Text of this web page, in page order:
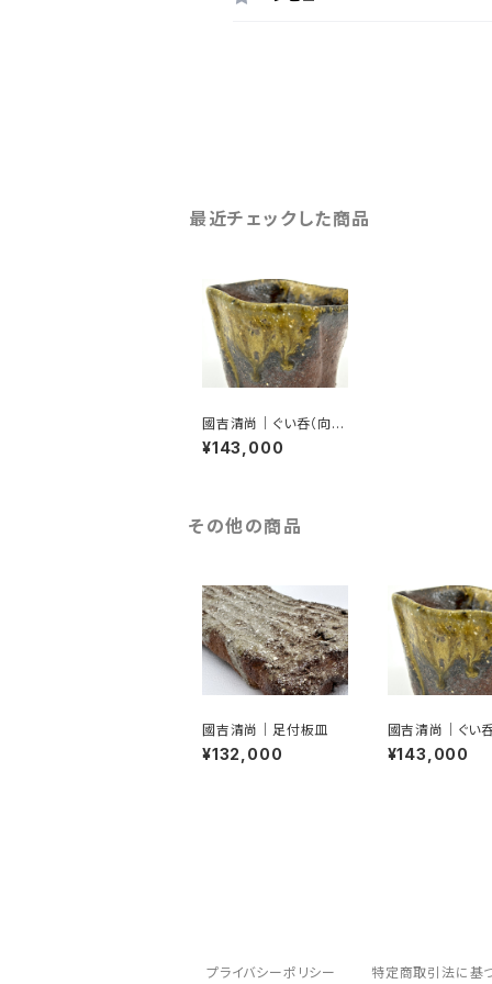
最近チェックした商品
國吉清尚｜ぐい呑（向
付）
¥143,000
その他の商品
國吉清尚｜足付板皿
¥132,000
國吉清尚｜ぐい
付）
¥143,000
プライバシーポリシー 特定商取引法に基